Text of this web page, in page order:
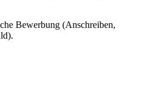
Bewerbung (Anschreiben,